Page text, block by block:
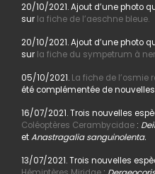
20/10/2021. Ajout d’une photo
sur la fiche de l’aeschne bleue.
20/10/2021. Ajout d’une photo
sur la fiche du sympetrum à
05/10/2021. La fiche de l’osmie
été complémentée de
16/07/2021. Trois nouvelles
Coléoptères Cerambycidae:
etAnastragalia sanguinolenta.
13/07/2021. Trois nouvelles